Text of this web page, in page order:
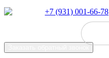
+7 (931) 001-66-78